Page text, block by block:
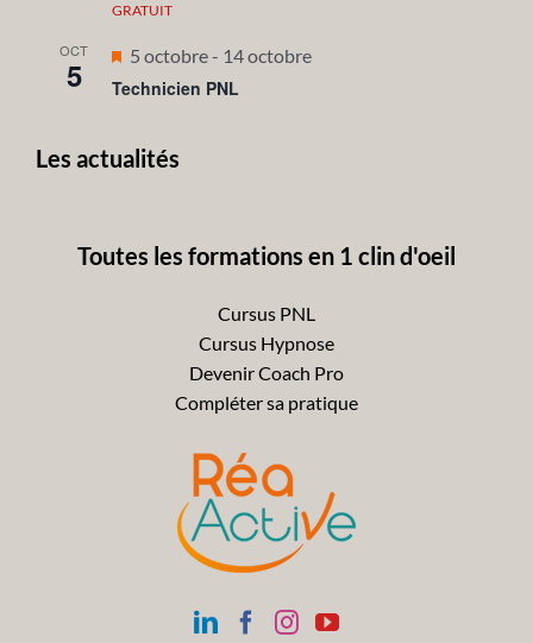
GRATUIT
OCT
5
Mis
en
5 octobre- 14 octobre
Technicien PNL
Les actualités
Toutes les formations en 1 clin d'oeil
Cursus PNL
Cursus Hypnose
Devenir Coach Pro
Compléter sa pratique